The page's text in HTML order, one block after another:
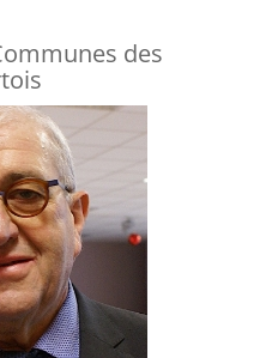
des